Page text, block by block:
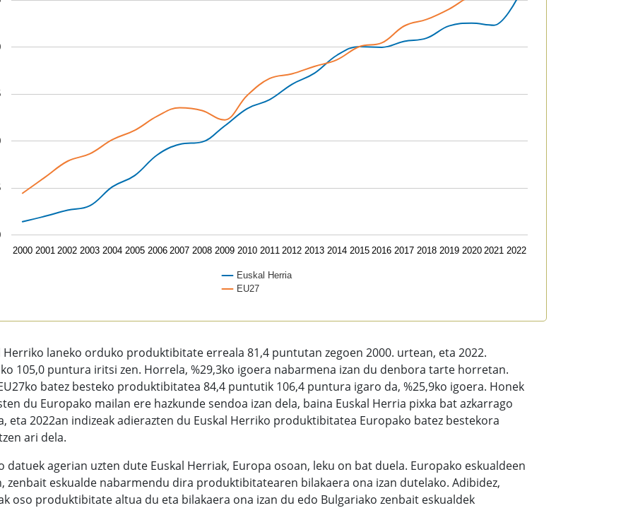
Euskal Herria
EU27
2000 2001 2002 2003 2004 2005 2006 2007 2008 2009 2010 2011 2012 2013 2014 2015 2016 2017 2018 2019 2020 2021 2022
Herriko laneko orduko produktibitate erreala 81,4 puntutan zegoen 2000. urtean, eta 2022.
105,0 puntura iritsi zen. Horrela, %29,3ko igoera nabarmena izan du denbora tarte horretan.
batez besteko produktibitatea 84,4 puntutik 106,4 puntura igaro da, %25,9ko igoera. Honek
du Europako mailan ere hazkunde sendoa izan dela, baina Euskal Herria pixka bat azkarrago
eta 2022an indizeak adierazten du Euskal Herriko produktibitatea Europako batez bestekora
ari dela.
datuek agerian uzten dute Euskal Herriak, Europa osoan, leku on bat duela. Europako eskualdeen
zenbait eskualde nabarmendu dira produktibitatearen bilakaera ona izan dutelako. Adibidez,
oso produktibitate altua du eta bilakaera ona izan du edo Bulgariako zenbait eskualdek